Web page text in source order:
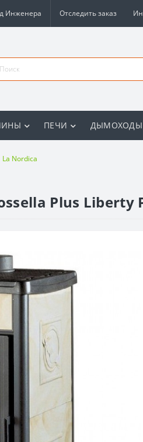
Инженера Отследить заказ
ПЕЧИ ДЫМОХОДЫ
La Nordica
Plus